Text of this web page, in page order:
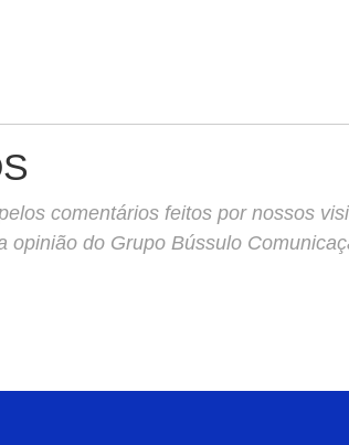
comentários feitos por nossos
opinião do Grupo Bússulo